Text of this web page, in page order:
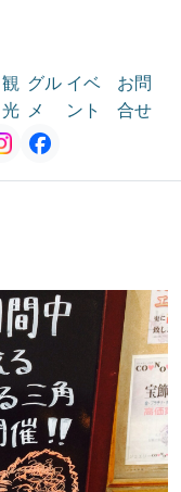
観
光
グル
メ
イベ
ント
お問
合せ